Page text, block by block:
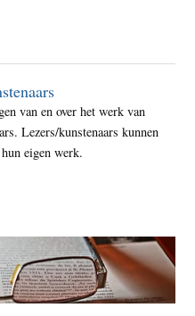
van en over het werk van
Lezers/kunstenaars kunnen
eigen werk.